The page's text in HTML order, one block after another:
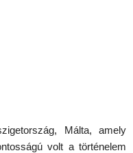
Málta, amely
volt a történelem